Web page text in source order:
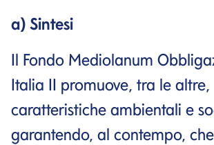
a) Sintesi
Il Fondo Mediolanum
Italia II promuove, tra le altre,
caratteristiche ambientali e
garantendo, al contempo,